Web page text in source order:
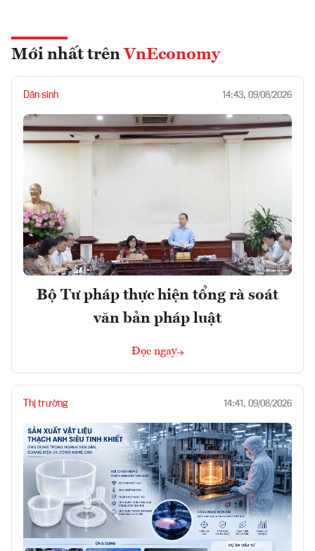
Mới nhất trên VnEconomy
Dân sinh 14:43, 09/08/2026
Bộ Tư pháp thực hiện tổng rà soát
văn bản pháp luật
Đọc ngay
Thị trường 14:41, 09/08/2026